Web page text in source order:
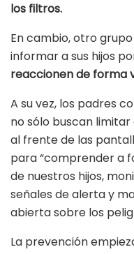
los filtros.
En cambio, otro
informar a sus hijos
reaccionen de forma
A su vez, los padres
no sólo buscan
al frente de las
para “comprender a
de nuestros hijos,
señales de alerta y
abierta sobre los
La prevención